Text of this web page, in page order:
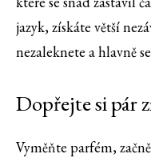
jazyk, získáte větší
nezaleknete a hlavně
Dopřejte si pár
Vyměňte parfém,